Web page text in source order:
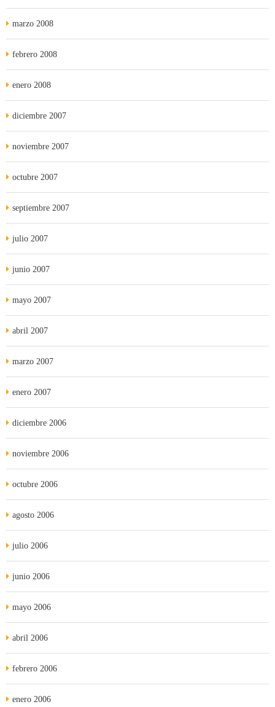
marzo 2008
febrero 2008
enero 2008
diciembre 2007
noviembre 2007
octubre 2007
septiembre 2007
julio 2007
junio 2007
mayo 2007
abril 2007
marzo 2007
enero 2007
diciembre 2006
noviembre 2006
octubre 2006
agosto 2006
julio 2006
junio 2006
mayo 2006
abril 2006
febrero 2006
enero 2006